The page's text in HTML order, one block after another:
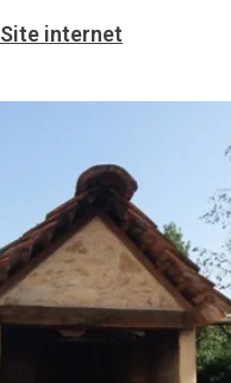
Site internet